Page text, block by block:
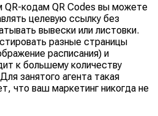
QR-кодам QR Codes вы можете
целевую ссылку без
вывески или листовки.
разные страницы
расписания) и
к большему количеству
занятого агента такая
что ваш маркетинг никогда не